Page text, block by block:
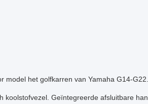
model het golfkarren van Yamaha G14-
Geïntegreerde afsluitbare